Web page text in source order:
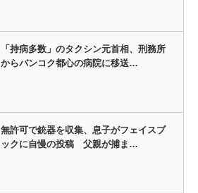
「持病多数」のタクシン元首相、刑務所
からバンコク都心の病院に移送…
無許可で銃器を収集、息子がフェイスブ
ックに自慢の投稿 父親が捕ま…